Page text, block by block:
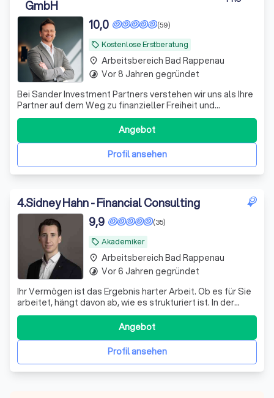
GmbH
local_offer Kostenlose Erstberatung
(59)
10,0
Bei Sander Investment Partners verstehen wir uns als Ihre
Partner auf dem Weg zu finanzieller Freiheit und
Sicherheit. Mit über einem Jahrzehnt Erfahrung im
Investmentbereich und einem engagierten Team aus
Experten bieten wir maßgeschneiderte Anlagestrategien,
die perfekt auf Ihre individuellen Bedü
Profil ansehen
Angebot
place Arbeitsbereich Bad Rappenau
timelapse Vor 8 Jahren gegründet
4.Sidney Hahn - Financial Consulting
local_offer Akademiker
(35)
9,9
Ihr Vermögen ist das Ergebnis harter Arbeit. Ob es für Sie
arbeitet, hängt davon ab, wie es strukturiert ist. In der
Praxis zeigen sich bei bestehenden Depots regelmäßig
dieselben Schwachstellen: – eine Zusammensetzung, die
aus einzelnen Empfehlungen gewachsen ist statt aus
einem Plan – laufende KProfil ansehen
Angebot
place Arbeitsbereich Bad Rappenau
timelapse Vor 6 Jahren gegründet